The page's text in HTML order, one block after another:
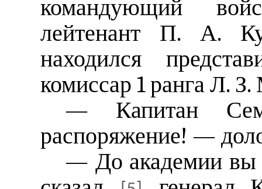
командующий
лейтенант П. А.
находился
комиссар 1 ранга Л.
— Капитан
распоряжение! —
— До академии вы